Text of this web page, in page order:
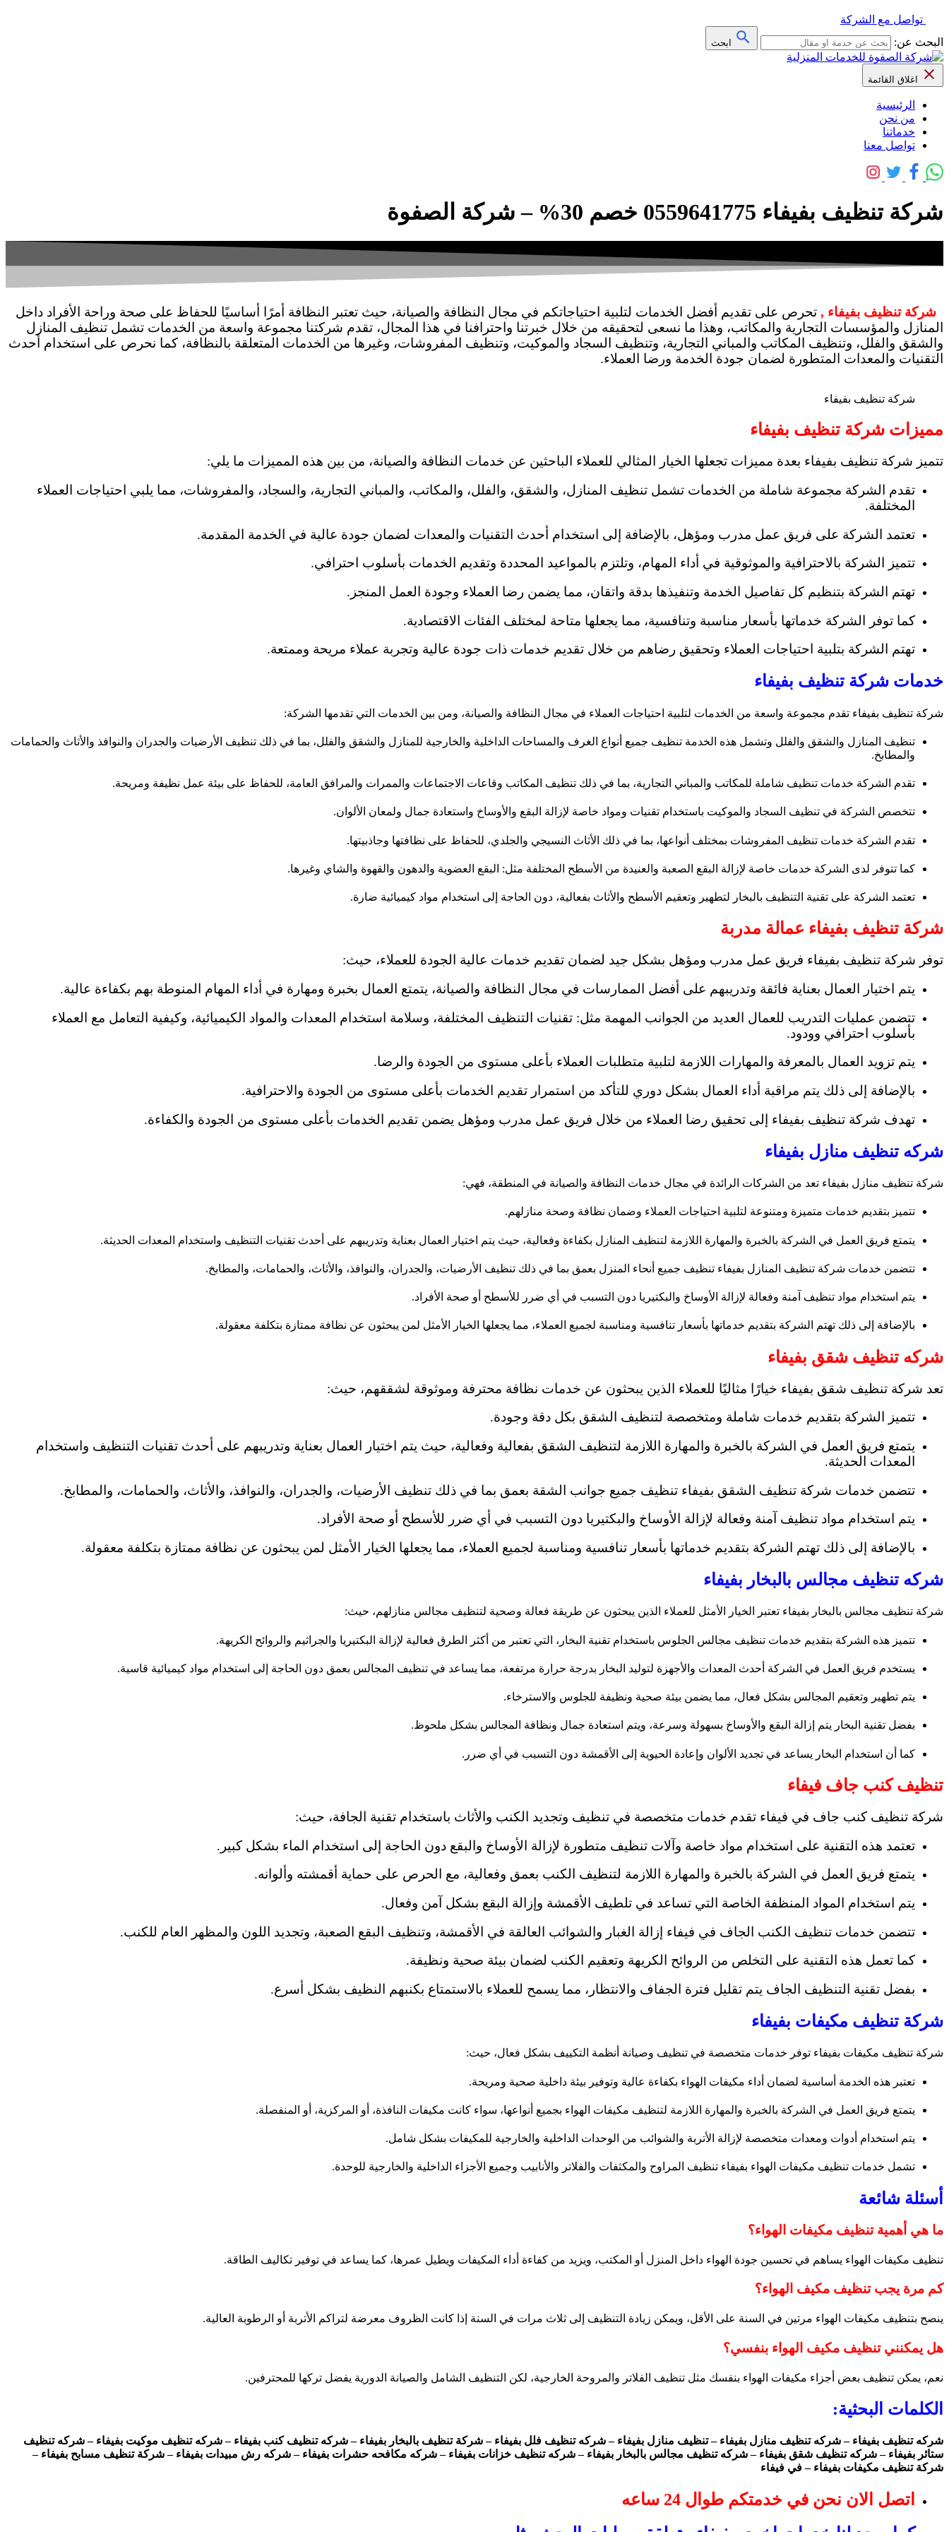
تواصل مع الشركة
البحث عن:
ابحث
اغلاق القائمة
الرئيسية
من نحن
خدماتنا
تواصل معنا
شركة تنظيف بفيفاء 0559641775 خصم 30% – شركة الصفوة
شركة تنظيف بفيفاء , تحرص على تقديم أفضل الخدمات لتلبية احتياجاتكم في مجال النظافة والصيانة، حيث تعتبر النظافة أمرًا أساسيًا للحفاظ على صحة وراحة الأفراد داخل
المنازل والمؤسسات التجارية والمكاتب، وهذا ما نسعى لتحقيقه من خلال خبرتنا واحترافنا في هذا المجال، تقدم شركتنا مجموعة واسعة من الخدمات تشمل تنظيف المنازل
والشقق والفلل، وتنظيف المكاتب والمباني التجارية، وتنظيف السجاد والموكيت، وتنظيف المفروشات، وغيرها من الخدمات المتعلقة بالنظافة، كما نحرص على استخدام أحدث
التقنيات والمعدات المتطورة لضمان جودة الخدمة ورضا العملاء.
شركة تنظيف بفيفاء
مميزات شركة تنظيف بفيفاء
تتميز شركة تنظيف بفيفاء بعدة مميزات تجعلها الخيار المثالي للعملاء الباحثين عن خدمات النظافة والصيانة، من بين هذه المميزات ما يلي:
تقدم الشركة مجموعة شاملة من الخدمات تشمل تنظيف المنازل، والشقق، والفلل، والمكاتب، والمباني التجارية، والسجاد، والمفروشات، مما يلبي احتياجات العملاء
المختلفة.
تعتمد الشركة على فريق عمل مدرب ومؤهل، بالإضافة إلى استخدام أحدث التقنيات والمعدات لضمان جودة عالية في الخدمة المقدمة.
تتميز الشركة بالاحترافية والموثوقية في أداء المهام، وتلتزم بالمواعيد المحددة وتقديم الخدمات بأسلوب احترافي.
تهتم الشركة بتنظيم كل تفاصيل الخدمة وتنفيذها بدقة واتقان، مما يضمن رضا العملاء وجودة العمل المنجز.
كما توفر الشركة خدماتها بأسعار مناسبة وتنافسية، مما يجعلها متاحة لمختلف الفئات الاقتصادية.
تهتم الشركة بتلبية احتياجات العملاء وتحقيق رضاهم من خلال تقديم خدمات ذات جودة عالية وتجربة عملاء مريحة وممتعة.
خدمات شركة تنظيف بفيفاء
شركة تنظيف بفيفاء تقدم مجموعة واسعة من الخدمات لتلبية احتياجات العملاء في مجال النظافة والصيانة، ومن بين الخدمات التي تقدمها الشركة:
تنظيف المنازل والشقق والفلل وتشمل هذه الخدمة تنظيف جميع أنواع الغرف والمساحات الداخلية والخارجية للمنازل والشقق والفلل، بما في ذلك تنظيف الأرضيات والجدران والنوافذ والأثاث والحمامات
والمطابخ.
تقدم الشركة خدمات تنظيف شاملة للمكاتب والمباني التجارية، بما في ذلك تنظيف المكاتب وقاعات الاجتماعات والممرات والمرافق العامة، للحفاظ على بيئة عمل نظيفة ومريحة.
تتخصص الشركة في تنظيف السجاد والموكيت باستخدام تقنيات ومواد خاصة لإزالة البقع والأوساخ واستعادة جمال ولمعان الألوان.
تقدم الشركة خدمات تنظيف المفروشات بمختلف أنواعها، بما في ذلك الأثاث النسيجي والجلدي، للحفاظ على نظافتها وجاذبيتها.
كما تتوفر لدى الشركة خدمات خاصة لإزالة البقع الصعبة والعنيدة من الأسطح المختلفة مثل: البقع العضوية والدهون والقهوة والشاي وغيرها.
تعتمد الشركة على تقنية التنظيف بالبخار لتطهير وتعقيم الأسطح والأثاث بفعالية، دون الحاجة إلى استخدام مواد كيميائية ضارة.
شركة تنظيف بفيفاء عمالة مدربة
توفر شركة تنظيف بفيفاء فريق عمل مدرب ومؤهل بشكل جيد لضمان تقديم خدمات عالية الجودة للعملاء، حيث:
يتم اختيار العمال بعناية فائقة وتدريبهم على أفضل الممارسات في مجال النظافة والصيانة، يتمتع العمال بخبرة ومهارة في أداء المهام المنوطة بهم بكفاءة عالية.
تتضمن عمليات التدريب للعمال العديد من الجوانب المهمة مثل: تقنيات التنظيف المختلفة، وسلامة استخدام المعدات والمواد الكيميائية، وكيفية التعامل مع العملاء
بأسلوب احترافي وودود.
يتم تزويد العمال بالمعرفة والمهارات اللازمة لتلبية متطلبات العملاء بأعلى مستوى من الجودة والرضا.
بالإضافة إلى ذلك يتم مراقبة أداء العمال بشكل دوري للتأكد من استمرار تقديم الخدمات بأعلى مستوى من الجودة والاحترافية.
تهدف شركة تنظيف بفيفاء إلى تحقيق رضا العملاء من خلال فريق عمل مدرب ومؤهل يضمن تقديم الخدمات بأعلى مستوى من الجودة والكفاءة.
شركه تنظيف منازل بفيفاء
شركة تنظيف منازل بفيفاء تعد من الشركات الرائدة في مجال خدمات النظافة والصيانة في المنطقة، فهي:
تتميز بتقديم خدمات متميزة ومتنوعة لتلبية احتياجات العملاء وضمان نظافة وصحة منازلهم.
يتمتع فريق العمل في الشركة بالخبرة والمهارة اللازمة لتنظيف المنازل بكفاءة وفعالية، حيث يتم اختيار العمال بعناية وتدريبهم على أحدث تقنيات التنظيف واستخدام المعدات الحديثة.
تتضمن خدمات شركة تنظيف المنازل بفيفاء تنظيف جميع أنحاء المنزل بعمق بما في ذلك تنظيف الأرضيات، والجدران، والنوافذ، والأثاث، والحمامات، والمطابخ.
يتم استخدام مواد تنظيف آمنة وفعالة لإزالة الأوساخ والبكتيريا دون التسبب في أي ضرر للأسطح أو صحة الأفراد.
بالإضافة إلى ذلك تهتم الشركة بتقديم خدماتها بأسعار تنافسية ومناسبة لجميع العملاء، مما يجعلها الخيار الأمثل لمن يبحثون عن نظافة ممتازة بتكلفة معقولة.
شركه تنظيف شقق بفيفاء
تعد شركة تنظيف شقق بفيفاء خيارًا مثاليًا للعملاء الذين يبحثون عن خدمات نظافة محترفة وموثوقة لشققهم، حيث:
تتميز الشركة بتقديم خدمات شاملة ومتخصصة لتنظيف الشقق بكل دقة وجودة.
يتمتع فريق العمل في الشركة بالخبرة والمهارة اللازمة لتنظيف الشقق بفعالية وفعالية، حيث يتم اختيار العمال بعناية وتدريبهم على أحدث تقنيات التنظيف واستخدام
المعدات الحديثة.
تتضمن خدمات شركة تنظيف الشقق بفيفاء تنظيف جميع جوانب الشقة بعمق بما في ذلك تنظيف الأرضيات، والجدران، والنوافذ، والأثاث، والحمامات، والمطابخ.
يتم استخدام مواد تنظيف آمنة وفعالة لإزالة الأوساخ والبكتيريا دون التسبب في أي ضرر للأسطح أو صحة الأفراد.
بالإضافة إلى ذلك تهتم الشركة بتقديم خدماتها بأسعار تنافسية ومناسبة لجميع العملاء، مما يجعلها الخيار الأمثل لمن يبحثون عن نظافة ممتازة بتكلفة معقولة.
شركه تنظيف مجالس بالبخار بفيفاء
شركة تنظيف مجالس بالبخار بفيفاء تعتبر الخيار الأمثل للعملاء الذين يبحثون عن طريقة فعالة وصحية لتنظيف مجالس منازلهم، حيث:
تتميز هذه الشركة بتقديم خدمات تنظيف مجالس الجلوس باستخدام تقنية البخار، التي تعتبر من أكثر الطرق فعالية لإزالة البكتيريا والجراثيم والروائح الكريهة.
يستخدم فريق العمل في الشركة أحدث المعدات والأجهزة لتوليد البخار بدرجة حرارة مرتفعة، مما يساعد في تنظيف المجالس بعمق دون الحاجة إلى استخدام مواد كيميائية قاسية.
يتم تطهير وتعقيم المجالس بشكل فعال، مما يضمن بيئة صحية ونظيفة للجلوس والاسترخاء.
بفضل تقنية البخار يتم إزالة البقع والأوساخ بسهولة وسرعة، ويتم استعادة جمال ونظافة المجالس بشكل ملحوظ.
كما أن استخدام البخار يساعد في تجديد الألوان وإعادة الحيوية إلى الأقمشة دون التسبب في أي ضرر.
تنظيف كنب جاف فيفاء
شركة تنظيف كنب جاف في فيفاء تقدم خدمات متخصصة في تنظيف وتجديد الكنب والأثاث باستخدام تقنية الجافة، حيث:
تعتمد هذه التقنية على استخدام مواد خاصة وآلات تنظيف متطورة لإزالة الأوساخ والبقع دون الحاجة إلى استخدام الماء بشكل كبير.
يتمتع فريق العمل في الشركة بالخبرة والمهارة اللازمة لتنظيف الكنب بعمق وفعالية، مع الحرص على حماية أقمشته وألوانه.
يتم استخدام المواد المنظفة الخاصة التي تساعد في تلطيف الأقمشة وإزالة البقع بشكل آمن وفعال.
تتضمن خدمات تنظيف الكنب الجاف في فيفاء إزالة الغبار والشوائب العالقة في الأقمشة، وتنظيف البقع الصعبة، وتجديد اللون والمظهر العام للكنب.
كما تعمل هذه التقنية على التخلص من الروائح الكريهة وتعقيم الكنب لضمان بيئة صحية ونظيفة.
بفضل تقنية التنظيف الجاف يتم تقليل فترة الجفاف والانتظار، مما يسمح للعملاء بالاستمتاع بكنبهم النظيف بشكل أسرع.
شركة تنظيف مكيفات بفيفاء
شركة تنظيف مكيفات بفيفاء توفر خدمات متخصصة في تنظيف وصيانة أنظمة التكييف بشكل فعال، حيث:
تعتبر هذه الخدمة أساسية لضمان أداء مكيفات الهواء بكفاءة عالية وتوفير بيئة داخلية صحية ومريحة.
يتمتع فريق العمل في الشركة بالخبرة والمهارة اللازمة لتنظيف مكيفات الهواء بجميع أنواعها، سواء كانت مكيفات النافذة، أو المركزية، أو المنفصلة.
يتم استخدام أدوات ومعدات متخصصة لإزالة الأتربة والشوائب من الوحدات الداخلية والخارجية للمكيفات بشكل شامل.
تشمل خدمات تنظيف مكيفات الهواء بفيفاء تنظيف المراوح والمكثفات والفلاتر والأنابيب وجميع الأجزاء الداخلية والخارجية للوحدة.
أسئلة شائعة
ما هي أهمية تنظيف مكيفات الهواء؟
تنظيف مكيفات الهواء يساهم في تحسين جودة الهواء داخل المنزل أو المكتب، ويزيد من كفاءة أداء المكيفات ويطيل عمرها، كما يساعد في توفير تكاليف الطاقة.
كم مرة يجب تنظيف مكيف الهواء؟
ينصح بتنظيف مكيفات الهواء مرتين في السنة على الأقل، ويمكن زيادة التنظيف إلى ثلاث مرات في السنة إذا كانت الظروف معرضة لتراكم الأتربة أو الرطوبة العالية.
هل يمكنني تنظيف مكيف الهواء بنفسي؟
نعم، يمكن تنظيف بعض أجزاء مكيفات الهواء بنفسك مثل تنظيف الفلاتر والمروحة الخارجية، لكن التنظيف الشامل والصيانة الدورية يفضل تركها للمحترفين.
الكلمات البحثية:
شركه تنظيف بفيفاء – شركه تنظيف منازل بفيفاء – تنظيف منازل بفيفاء – شركه تنظيف فلل بفيفاء – شركة تنظيف بالبخار بفيفاء – شركه تنظيف كنب بفيفاء – شركه تنظيف موكيت بفيفاء – شركه تنظيف
ستائر بفيفاء – شركه تنظيف شقق بفيفاء – شركه تنظيف مجالس بالبخار بفيفاء – شركه تنظيف خزانات بفيفاء – شركه مكافحه حشرات بفيفاء – شركه رش مبيدات بفيفاء – شركة تنظيف مسابح بفيفاء –
شركة تنظيف مكيفات بفيفاء – في فيفاء
اتصل الان نحن في خدمتكم طوال 24 ساعه